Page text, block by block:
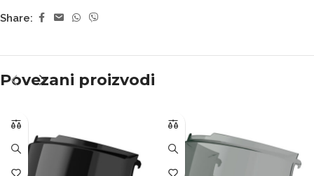
Share:
Povezani proizvodi